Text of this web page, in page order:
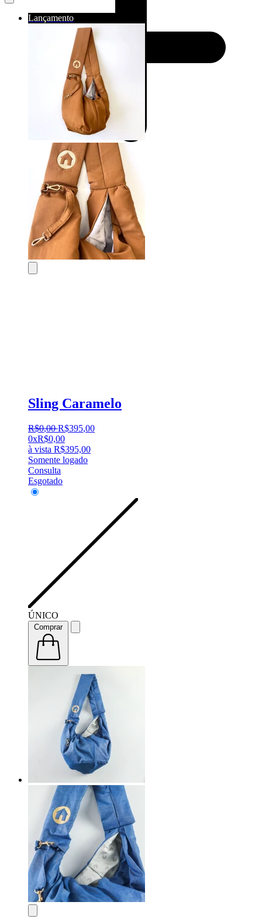
Sling Caramelo
R$0,00 R$395,00
0xR$0,00
à vista R$395,00
Somente logado
Consulta
Esgotado
ÚNICO
Comprar